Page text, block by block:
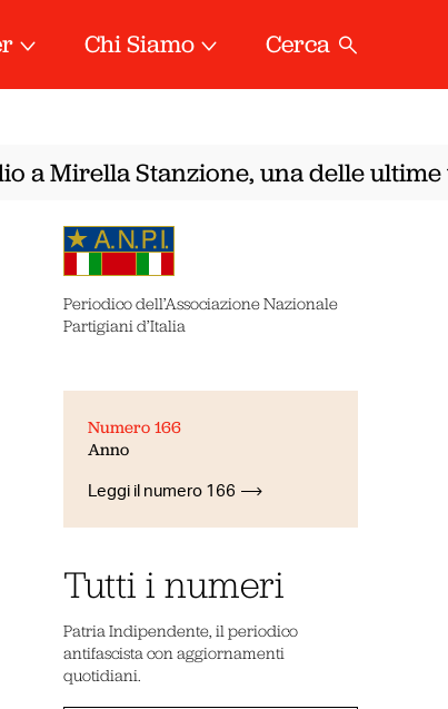
Chi Siamo Cerca
Mirella Stanzione, una delle ultime
Periodico dell’Associazione Nazionale
Partigiani d’Italia
Numero 166
Anno
Leggi il numero 166
Tutti i numeri
Patria Indipendente, il periodico
antifascista con aggiornamenti
quotidiani.